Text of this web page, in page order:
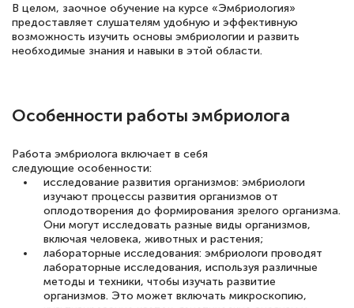
В целом, заочное обучение на курсе «Эмбриология»
предоставляет слушателям удобную и эффективную
возможность изучить основы эмбриологии и развить
необходимые знания и навыки в этой области.
Особенности работы эмбриолога
Работа эмбриолога включает в себя
следующие особенности:
исследование развития организмов: эмбриологи
изучают процессы развития организмов от
оплодотворения до формирования зрелого организма.
Они могут исследовать разные виды организмов,
включая человека, животных и растения;
лабораторные исследования: эмбриологи проводят
лабораторные исследования, используя различные
методы и техники, чтобы изучать развитие
организмов. Это может включать микроскопию,